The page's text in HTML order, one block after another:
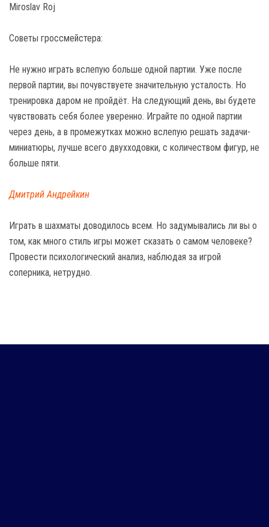
Miroslav Roj
Советы гроссмейстера:
Не нужно играть вслепую больше одной партии. Уже после
первой партии, вы почувствуете значительную усталость. Но
тренировка даром не пройдёт. На следующий день, вы будете
чувствовать себя более уверенно. Играйте по одной партии
через день, а в промежутках можно вслепую решать задачи-
миниатюры, лучше всего двухходовки, с количеством фигур, не
больше пяти.
Дмитрий Андрейкин
Играть в шахматы доводилось всем. Но задумывались ли вы о
том, как много стиль игры может сказать о самом человеке?
Провести психологический анализ, наблюдая за игрой
соперника, нетрудно.